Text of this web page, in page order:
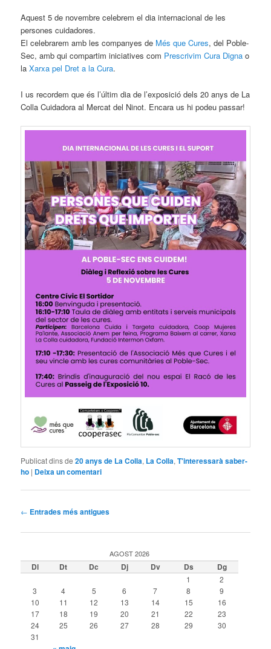
Aquest 5 de novembre celebrem el dia internacional de les
persones cuidadores.
El celebrarem amb les companyes de Més que Cures, del Poble-
Sec, amb qui compartim iniciatives com Prescrivim Cura Digna o
laXarxa pel Dret a la Cura.
I us recordem que és l’últim dia de l’exposició dels 20 anys de La
Colla Cuidadora al Mercat del Ninot. Encara us hi podeu passar!
Publicat dins de 20 anys de La Colla, La Colla,T'interessarà saber-
ho | Deixa un comentari
Navegació
les
← Entrades més antigues
AGOST 2026
Dl Dt Dc Dj Dv Ds Dg
1
2
3
4 5 6 7 8
9
10
11 12 13 14 15
16
17
18 19 20 21 22
23
24
25 26 27 28 29
30
31